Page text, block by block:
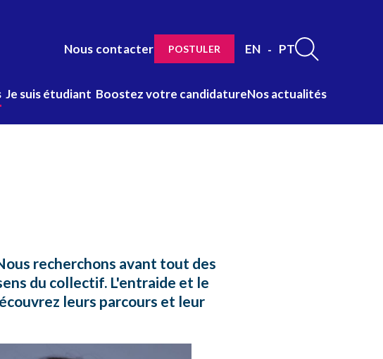
Nous contacter POSTULER
Nav
EN PT
Je suis étudiant Boostez votre candidatureNos actualités
recherchons avant tout des
du collectif. L'entraide et le
leurs parcours et leur